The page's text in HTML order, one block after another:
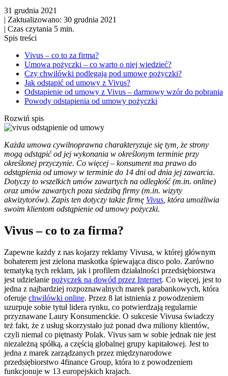
31 grudnia 2021
| Zaktualizowano: 30 grudnia 2021
| Czas czytania 5 min.
Spis treści
Vivus – co to za firma?
Umowa pożyczki – co warto o niej wiedzieć?
Czy chwilówki podlegają pod umowę pożyczki?
Jak odstąpić od umowy z Vivus?
Odstąpienie od umowy z Vivus – darmowy wzór do pobrania
Powody odstąpienia od umowy pożyczki
Rozwiń spis
Każda umowa cywilnoprawna charakteryzuje się tym, że strony
mogą odstąpić od jej wykonania w określonym terminie przy
określonej przyczynie. Co więcej – konsument ma prawo do
odstąpienia od umowy w terminie do 14 dni od dnia jej zawarcia.
Dotyczy to wszelkich umów zawartych na odległość (m.in. online)
oraz umów zawartych poza siedzibą firmy (m.in. wizyty
akwizytorów). Zapis ten dotyczy także firmę Vivus , która umożliwia
swoim klientom odstąpienie od umowy pożyczki.
Vivus – co to za firma?
Zapewne każdy z nas kojarzy reklamy Vivusa, w której głównym
bohaterem jest zielona maskotka śpiewająca disco polo. Zarówno
tematyką tych reklam, jak i profilem działalności przedsiębiorstwa
jest udzielanie pożyczek na dowód przez Internet. Co więcej, jest to
jedna z najbardziej rozpoznawalnych marek parabankowych, która
oferuje chwilówki online. Przez 8 lat istnienia z powodzeniem
uzurpuje sobie tytuł lidera rynku, co potwierdzają regularnie
przyznawane Laury Konsumenckie. O sukcesie Vivusa świadczy
też fakt, że z usług skorzystało już ponad dwa miliony klientów,
czyli niemal co piętnasty Polak. Vivus sam w sobie jednak nie jest
niezależną spółką, a częścią globalnej grupy kapitałowej. Jest to
jedna z marek zarządzanych przez międzynarodowe
przedsiębiorstwo 4finance Group, która to z powodzeniem
funkcjonuje w 13 europejskich krajach.